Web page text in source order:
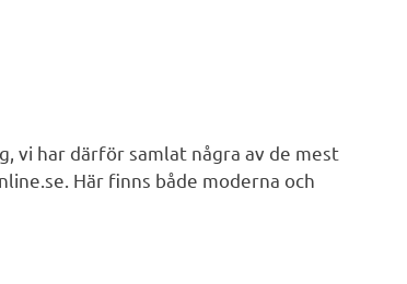
vi har därför samlat några av de mest
Här finns både moderna och